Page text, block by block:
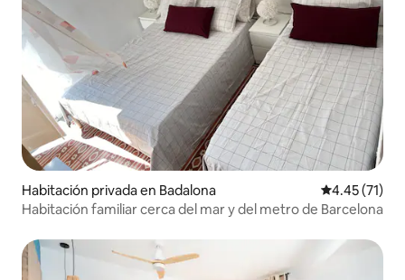
Habitación privada en Badalona Calificación
4.45 (71)
Habitación familiar cerca del mar y del metro de Barcelona